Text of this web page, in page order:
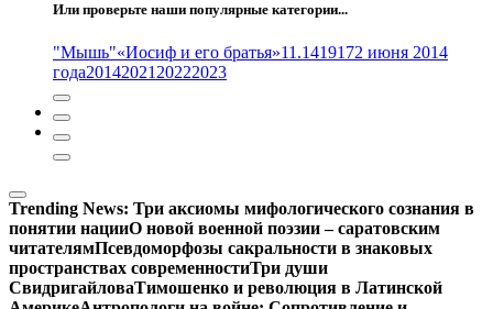
Или проверьте наши популярные категории...
"Мышь"«Иосиф и его братья»11.1419172 июня 2014
года20142021 20222023
Trending News: Три аксиомы мифологического сознания в
понятии нацииО новой военной поэзии – саратовским
читателямПсевдоморфозы сакральности в знаковых
пространствах современностиТри души
СвидригайловаТимошенко и революция в Латинской